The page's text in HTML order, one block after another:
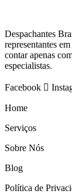
Despachantes
representantes
contar apenas
especialistas.
Facebook
Home
Serviços
Sobre Nós
Blog
Política de